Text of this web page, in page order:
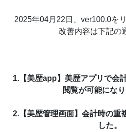
2025年04月22日、ver100.0を
改善内容は下記の
1.【美歴app】美歴アプリで会
閲覧が可能になり
2.【美歴管理画面】会計時の重
した。